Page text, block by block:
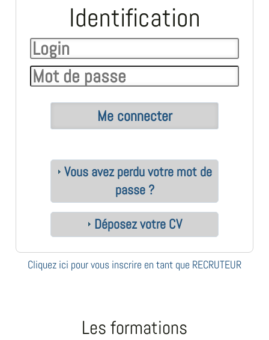
Identification
Vous avez perdu votre mot de
passe ?
Déposez votre CV
Cliquez ici pour vous inscrire en tant que RECRUTEUR
Les formations